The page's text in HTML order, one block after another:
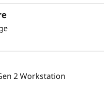
2 Workstation